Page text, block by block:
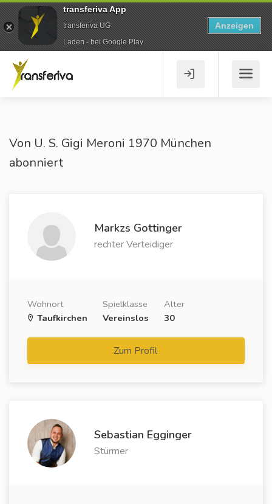
Von U. S. Gigi Meroni 1970 München
abonniert
Markzs Gottinger
rechter Verteidiger
Wohnort
Taufkirchen
Spielklasse
Vereinslos
Alter
30
Zum Profil
Sebastian Egginger
Stürmer
transferiva App
transferiva UG
Laden - bei Google Play
Anzeigen